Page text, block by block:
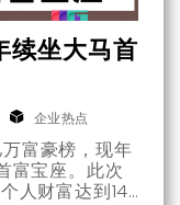
续坐大马首
企业热点
富豪榜，现年
富宝座。此次
人财富达到142